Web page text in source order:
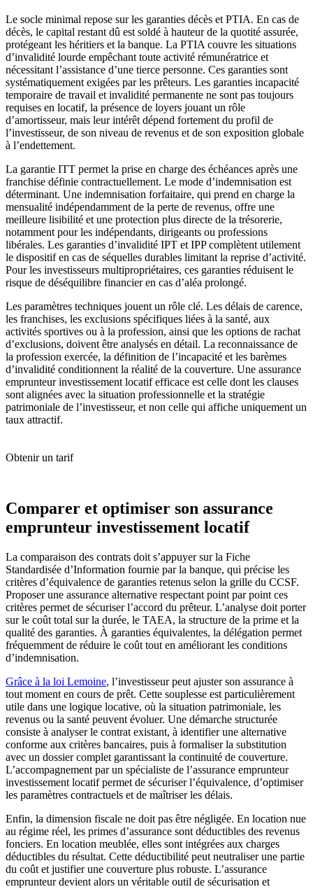
Le socle minimal repose sur les garanties décès et PTIA. En cas de
décès, le capital restant dû est soldé à hauteur de la quotité assurée,
protégeant les héritiers et la banque. La PTIA couvre les situations
d’invalidité lourde empêchant toute activité rémunératrice et
nécessitant l’assistance d’une tierce personne. Ces garanties sont
systématiquement exigées par les prêteurs. Les garanties incapacité
temporaire de travail et invalidité permanente ne sont pas toujours
requises en locatif, la présence de loyers jouant un rôle
d’amortisseur, mais leur intérêt dépend fortement du profil de
l’investisseur, de son niveau de revenus et de son exposition globale
à l’endettement.
La garantie ITT permet la prise en charge des échéances après une
franchise définie contractuellement. Le mode d’indemnisation est
déterminant. Une indemnisation forfaitaire, qui prend en charge la
mensualité indépendamment de la perte de revenus, offre une
meilleure lisibilité et une protection plus directe de la trésorerie,
notamment pour les indépendants, dirigeants ou professions
libérales. Les garanties d’invalidité IPT et IPP complètent utilement
le dispositif en cas de séquelles durables limitant la reprise d’activité.
Pour les investisseurs multipropriétaires, ces garanties réduisent le
risque de déséquilibre financier en cas d’aléa prolongé.
Les paramètres techniques jouent un rôle clé. Les délais de carence,
les franchises, les exclusions spécifiques liées à la santé, aux
activités sportives ou à la profession, ainsi que les options de rachat
d’exclusions, doivent être analysés en détail. La reconnaissance de
la profession exercée, la définition de l’incapacité et les barèmes
d’invalidité conditionnent la réalité de la couverture. Une assurance
emprunteur investissement locatif efficace est celle dont les clauses
sont alignées avec la situation professionnelle et la stratégie
patrimoniale de l’investisseur, et non celle qui affiche uniquement un
taux attractif.
Obtenir un tarif
Comparer et optimiser son assurance
emprunteur investissement locatif
La comparaison des contrats doit s’appuyer sur la Fiche
Standardisée d’Information fournie par la banque, qui précise les
critères d’équivalence de garanties retenus selon la grille du CCSF.
Proposer une assurance alternative respectant point par point ces
critères permet de sécuriser l’accord du prêteur. L’analyse doit porter
sur le coût total sur la durée, le TAEA, la structure de la prime et la
qualité des garanties. À garanties équivalentes, la délégation permet
fréquemment de réduire le coût tout en améliorant les conditions
d’indemnisation.
Grâce à la loi Lemoine, l’investisseur peut ajuster son assurance à
tout moment en cours de prêt. Cette souplesse est particulièrement
utile dans une logique locative, où la situation patrimoniale, les
revenus ou la santé peuvent évoluer. Une démarche structurée
consiste à analyser le contrat existant, à identifier une alternative
conforme aux critères bancaires, puis à formaliser la substitution
avec un dossier complet garantissant la continuité de couverture.
L’accompagnement par un spécialiste de l’assurance emprunteur
investissement locatif permet de sécuriser l’équivalence, d’optimiser
les paramètres contractuels et de maîtriser les délais.
Enfin, la dimension fiscale ne doit pas être négligée. En location nue
au régime réel, les primes d’assurance sont déductibles des revenus
fonciers. En location meublée, elles sont intégrées aux charges
déductibles du résultat. Cette déductibilité peut neutraliser une partie
du coût et justifier une couverture plus robuste. L’assurance
emprunteur devient alors un véritable outil de sécurisation et